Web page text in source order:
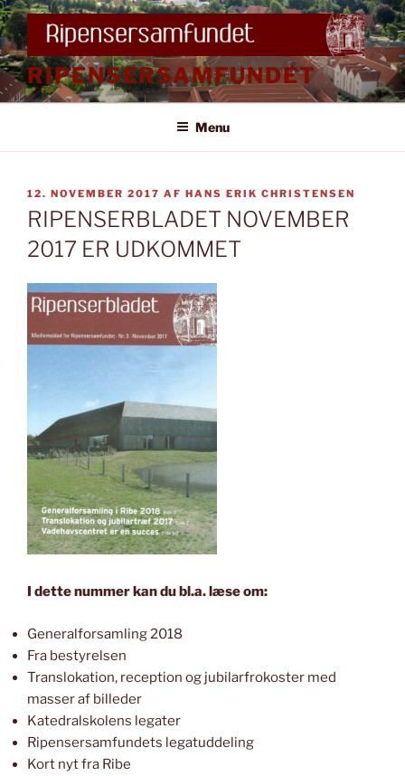
Videre
til
indhold
RIPENSERSAMFUNDET
Menu
UDGIVET
DEN
12. NOVEMBER 2017 AF HANS ERIK CHRISTENSEN
RIPENSERBLADET NOVEMBER
2017 ER UDKOMMET
I dette nummer kan du bl.a. læse om:
Generalforsamling 2018
Fra bestyrelsen
Translokation, reception og jubilarfrokoster med
masser af billeder
Katedralskolens legater
Ripensersamfundets legatuddeling
Kort nyt fra Ribe